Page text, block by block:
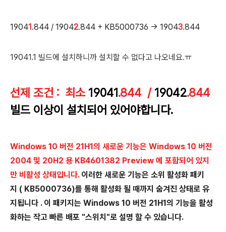
19041.844 / 19042.844 + KB5000736 → 19043.844
19041.1 빌드에 설치하니까 설치할 수 없다고 나오네요.ㅠ
선제 조건 : 최소 19041.844 / 19042.844
빌드 이상이 설치되어 있어야합니다.
Windows 10 버전 21H1의 새로운 기능은 Windows 10 버전
2004 및 20H2 용 KB4601382 Preview 에 포함되어 있지
만 비활성 상태입니다.이러한 새로운 기능은 소위 활성화 패키
지 ( KB5000736)를 통해 활성화 될 때까지 숨겨진 상태로 유
지됩니다 . 이 패키지는 Windows 10 버전 21H1의 기능을 활성
화하는 작고 빠른 배포 "스위치"로 설명 할 수 있습니다.